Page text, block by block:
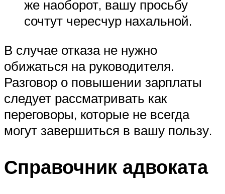
же наоборот, вашу просьбу
сочтут чересчур нахальной.
В случае отказа не нужно
обижаться на руководителя.
Разговор о повышении зарплаты
следует рассматривать как
переговоры, которые не всегда
могут завершиться в вашу пользу.
Справочник адвоката